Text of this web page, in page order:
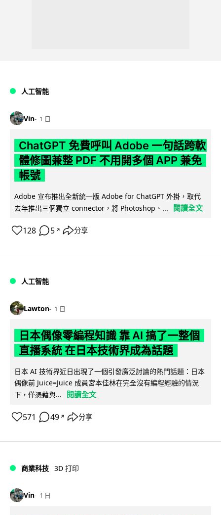
人工智能
Vin 1 日
ChatGPT 免費呼叫 Adobe 一句話跨軟
體修圖兼整 PDF 不用開多個 APP 兼免
帳號
Adobe 宣布推出全新統一版 Adobe for ChatGPT 外掛，取代
去年推出三個獨立 connector，將 Photoshop、...
閱讀全文
128 5 ↗ 分享
人工智能
Lawton 1 日
日本偶像零編程知識 靠 AI 搞了一整個
直播系統 在日本技術界成為話題
日本 AI 技術界近日出現了一個引發廣泛討論的熱門話題：日本
偶像前 Juice=Juice 成員宮本佳林在完全沒有編程經驗的情況
下，僅憑藉與...
閱讀全文
571 49 ↗ 分享
商業科技 3D 打印
Vin 1 日